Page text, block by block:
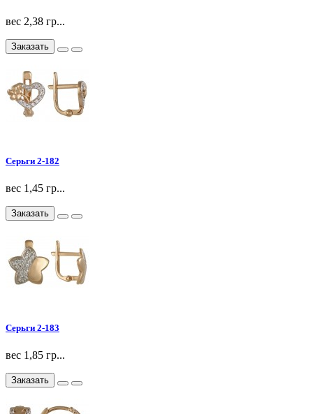
вес 2,38 гр...
Заказать
Серьги 2-182
вес 1,45 гр...
Заказать
Серьги 2-183
вес 1,85 гр...
Заказать